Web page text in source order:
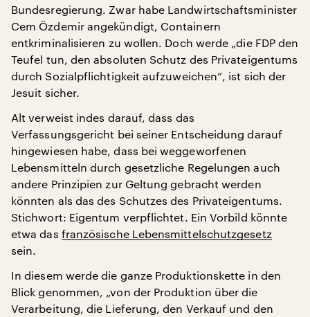
Bundesregierung. Zwar habe Landwirtschaftsminister
Cem Özdemir angekündigt, Containern
entkriminalisieren zu wollen. Doch werde „die FDP den
Teufel tun, den absoluten Schutz des Privateigentums
durch Sozialpflichtigkeit aufzuweichen“, ist sich der
Jesuit sicher.
Alt verweist indes darauf, dass das
Verfassungsgericht bei seiner Entscheidung darauf
hingewiesen habe, dass bei weggeworfenen
Lebensmitteln durch gesetzliche Regelungen auch
andere Prinzipien zur Geltung gebracht werden
könnten als das des Schutzes des Privateigentums.
Stichwort: Eigentum verpflichtet. Ein Vorbild könnte
etwa das französische Lebensmittelschutzgesetz
sein.
In diesem werde die ganze Produktionskette in den
Blick genommen, „von der Produktion über die
Verarbeitung, die Lieferung, den Verkauf und den